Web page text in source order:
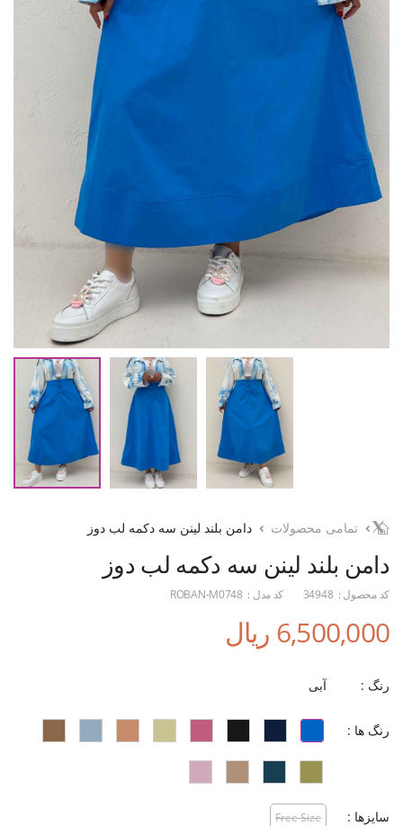
تمامی محصولات دامن بلند لینن سه دکمه لب دوز
دامن بلند لینن سه دکمه لب دوز
کد محصول : 34948 کد مدل : ROBAN-M0748
6,500,000 ریال
رنگ : آبی
رنگ ها :
سایزها : Free Size